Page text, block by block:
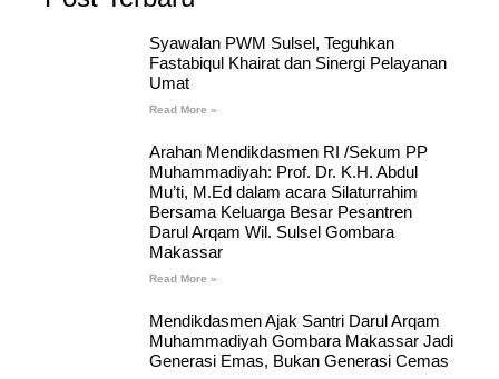
Syawalan PWM Sulsel, Teguhkan
Fastabiqul Khairat dan Sinergi Pelayanan
Umat
Read More »
Arahan Mendikdasmen RI /Sekum PP
Muhammadiyah: Prof. Dr. K.H. Abdul
Mu’ti, M.Ed dalam acara Silaturrahim
Bersama Keluarga Besar Pesantren
Darul Arqam Wil. Sulsel Gombara
Makassar
Read More »
Mendikdasmen Ajak Santri Darul Arqam
Muhammadiyah Gombara Makassar Jadi
Generasi Emas, Bukan Generasi Cemas